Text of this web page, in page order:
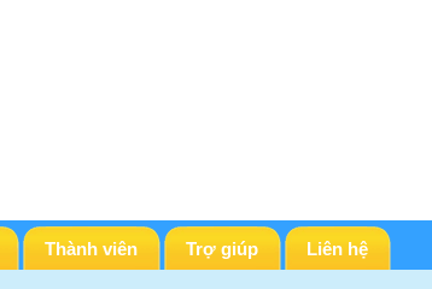
Thành viên Trợ giúp Liên hệ